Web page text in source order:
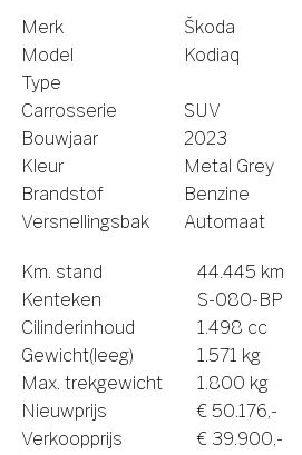
Merk
Škoda
Model
Kodiaq
Type
Carrosserie
SUV
Bouwjaar
2023
Kleur
Metal Grey
Brandstof
Benzine
Versnellingsbak
Automaat
Km. stand
44.445 km
Kenteken
S-080-BP
Cilinderinhoud
1.498 cc
Gewicht(leeg)
1.571 kg
Max. trekgewicht
1.800 kg
Nieuwprijs
€ 50.176,-
Verkoopprijs
€ 39.900,-